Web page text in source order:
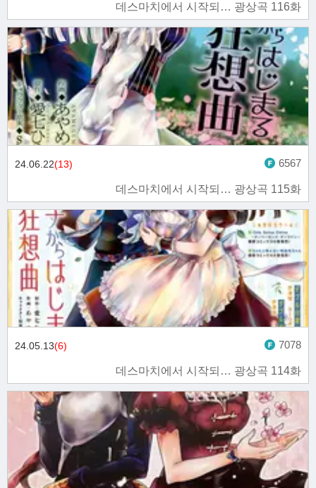
데스마치에서 시작되… 광상곡 116화
데스마치에서 시작되… 광상곡 115화
24.06.22(13) 6567
데스마치에서 시작되… 광상곡 114화
24.05.13(6) 7078